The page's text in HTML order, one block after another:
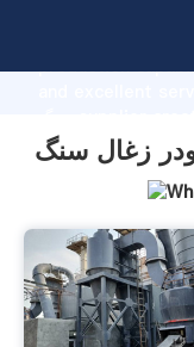
production
of customers.